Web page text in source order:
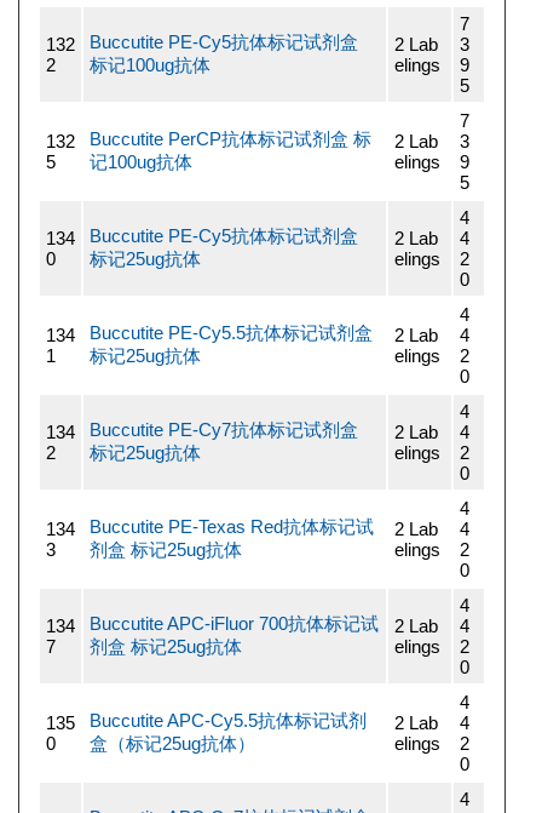
132
2
Buccutite PE-Cy5抗体标记试剂盒
标记100ug抗体
2 Lab
elings
7
3
9
5
132
5
Buccutite PerCP抗体标记试剂盒 标
记100ug抗体
2 Lab
elings
7
3
9
5
134
0
Buccutite PE-Cy5抗体标记试剂盒
标记25ug抗体
2 Lab
elings
4
4
2
0
134
1
Buccutite PE-Cy5.5抗体标记试剂盒
标记25ug抗体
2 Lab
elings
4
4
2
0
134
2
Buccutite PE-Cy7抗体标记试剂盒
标记25ug抗体
2 Lab
elings
4
4
2
0
134
3
Buccutite PE-Texas Red抗体标记试
剂盒 标记25ug抗体
2 Lab
elings
4
4
2
0
134
7
Buccutite APC-iFluor 700抗体标记试
剂盒 标记25ug抗体
2 Lab
elings
4
4
2
0
135
0
Buccutite APC-Cy5.5抗体标记试剂
盒（标记25ug抗体）
2 Lab
elings
4
4
2
0
4